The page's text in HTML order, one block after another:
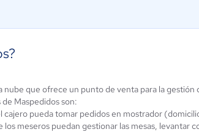
Presik
Aún sin
calificación
nube que ofrece un punto de venta para la
Maspedidos son:
cajero pueda tomar pedidos en mostrador
los meseros puedan gestionar las mesas, levantar